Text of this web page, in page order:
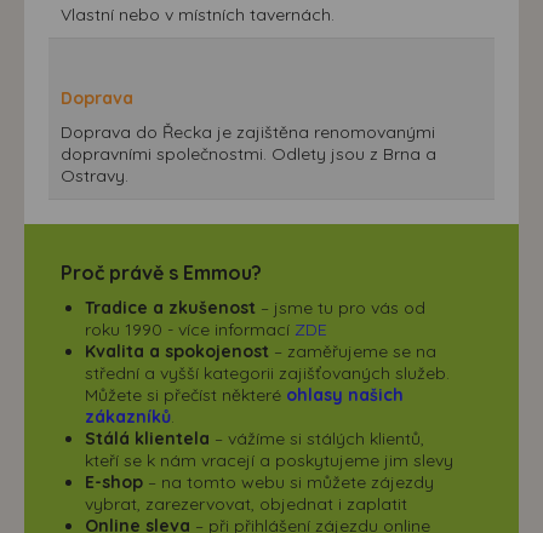
Vlastní nebo v místních tavernách.
Doprava
Doprava do Řecka je zajištěna renomovanými
dopravními společnostmi. Odlety jsou z Brna a
Ostravy.
Proč právě s Emmou?
Tradice a zkušenost – jsme tu pro vás od
roku 1990 - více informací ZDE
Kvalita a spokojenost – zaměřujeme se na
střední a vyšší kategorii zajišťovaných služeb.
Můžete si přečíst některé ohlasy našich
zákazníků.
Stálá klientela – vážíme si stálých klientů,
kteří se k nám vracejí a poskytujeme jim slevy
E-shop – na tomto webu si můžete zájezdy
vybrat, zarezervovat, objednat i zaplatit
Online sleva – při přihlášení zájezdu online